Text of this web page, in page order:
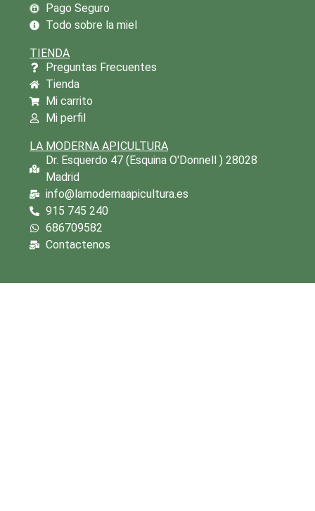
Pago Seguro
Todo sobre la miel
TIENDA
Preguntas Frecuentes
Tienda
Mi carrito
Mi perfil
LA MODERNA APICULTURA
Dr. Esquerdo 47 (Esquina O'Donnell ) 28028
Madrid
info@lamodernaapicultura.es
915 745 240
686709582
Contactenos